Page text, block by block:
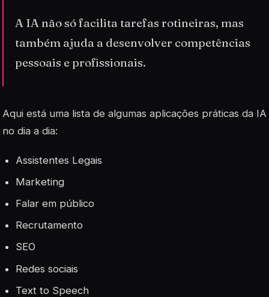
A IA não só facilita tarefas rotineiras, mas
também ajuda a desenvolver competências
pessoais e profissionais.
Aqui está uma lista de algumas aplicações práticas da IA
no dia a dia:
Assistentes Legais
Marketing
Falar em público
Recrutamento
SEO
Redes sociais
Text to Speech